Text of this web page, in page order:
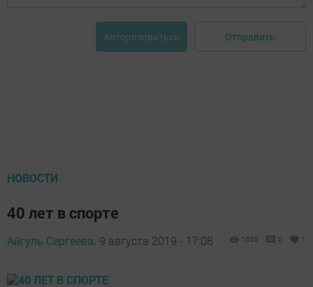
Авторизоваться Отправить
НОВОСТИ
40 лет в спорте
Айгуль Сергеева, 9 августа 2019 - 17:08 1026 0 1